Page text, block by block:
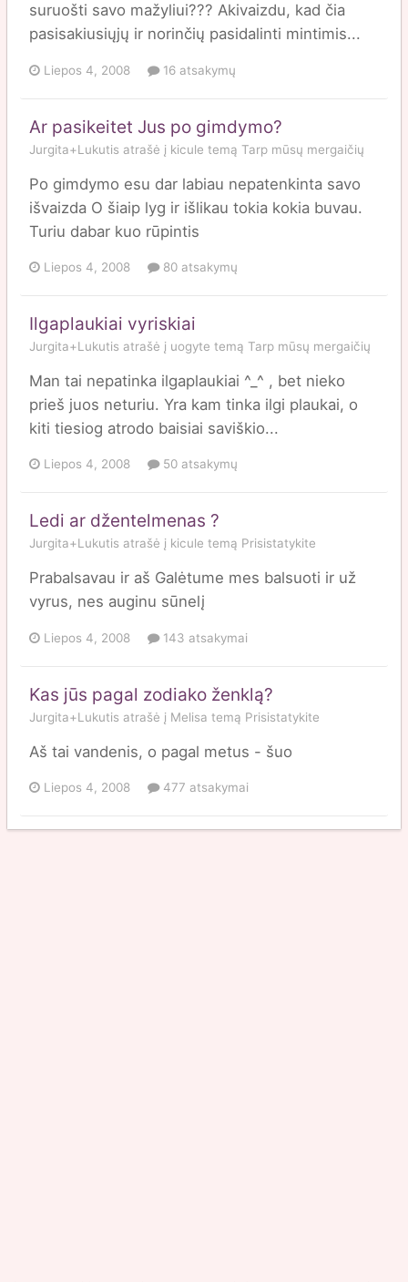
suruošti savo mažyliui??? Akivaizdu, kad čia
pasisakiusiųjų ir norinčių pasidalinti mintimis...
Liepos 4, 2008 16 atsakymų
Ar pasikeitet Jus po gimdymo?
Jurgita+Lukutis atrašė į kicule temą Tarp mūsų mergaičių
Po gimdymo esu dar labiau nepatenkinta savo
išvaizda O šiaip lyg ir išlikau tokia kokia buvau.
Turiu dabar kuo rūpintis
Liepos 4, 2008 80 atsakymų
Ilgaplaukiai vyriskiai
Jurgita+Lukutis atrašė į uogyte temą Tarp mūsų mergaičių
Man tai nepatinka ilgaplaukiai ^_^ , bet nieko
prieš juos neturiu. Yra kam tinka ilgi plaukai, o
kiti tiesiog atrodo baisiai saviškio...
Liepos 4, 2008 50 atsakymų
Ledi ar džentelmenas ?
Jurgita+Lukutis atrašė į kicule temą Prisistatykite
Prabalsavau ir aš Galėtume mes balsuoti ir už
vyrus, nes auginu sūnelį
Liepos 4, 2008 143 atsakymai
Kas jūs pagal zodiako ženklą?
Jurgita+Lukutis atrašė į Melisa temą Prisistatykite
Aš tai vandenis, o pagal metus - šuo
Liepos 4, 2008 477 atsakymai